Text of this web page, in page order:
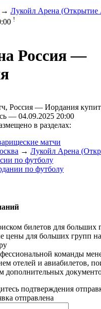
→ Лукойл Арена (Открытие
!
Россия —
Россия — Иордания
— 04.09.2025 20:00
в разделах:
матчи
→ Лукойл Арена
по футболу
по футболу
билетов для больших
цены для больших групп
команды
отелей и авиабилетов,
дополнительных
подтверждения
отправлена